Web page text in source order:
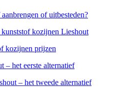
of uitbesteden?
kozijnen Lieshout
kozijnen prijzen
– het eerste alternatief
– het tweede alternatief